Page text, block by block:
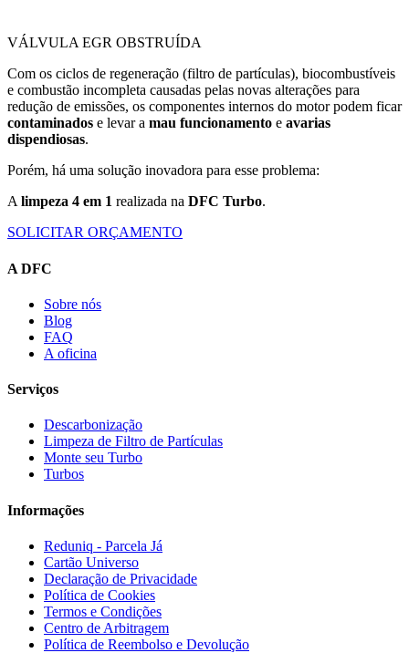
VÁLVULA EGR OBSTRUÍDA
Com os ciclos de regeneração (filtro de partículas), biocombustíveis
e combustão incompleta causadas pelas novas alterações para
redução de emissões, os componentes internos do motor podem ficar
contaminados e levar a mau funcionamento e avarias
dispendiosas.
Porém, há uma solução inovadora para esse problema:
A limpeza 4 em 1 realizada na DFC Turbo.
SOLICITAR ORÇAMENTO
A DFC
Sobre nós
Blog
FAQ
A oficina
Serviços
Descarbonização
Limpeza de Filtro de Partículas
Monte seu Turbo
Turbos
Informações
Reduniq - Parcela Já
Cartão Universo
Declaração de Privacidade
Política de Cookies
Termos e Condições
Centro de Arbitragem
Política de Reembolso e Devolução